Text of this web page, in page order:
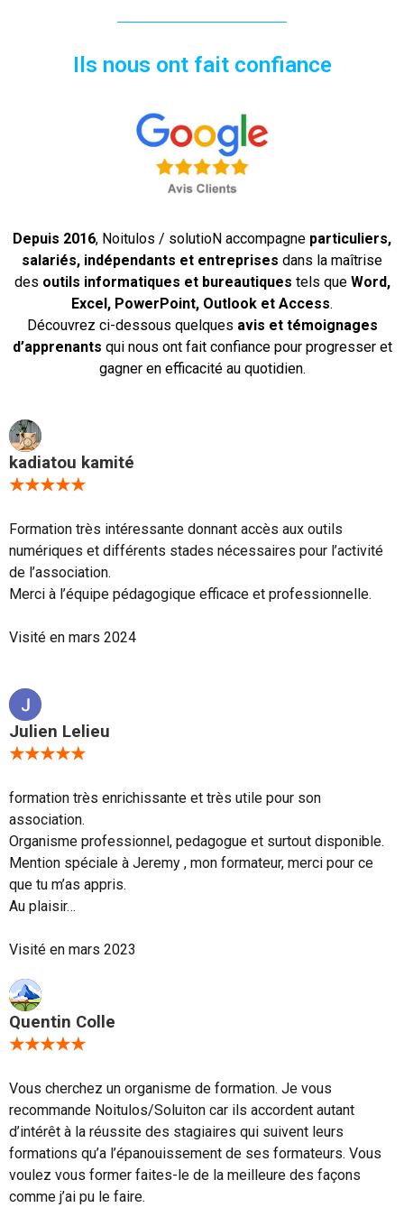
Ils nous ont fait confiance
Depuis 2016, Noitulos / solutioN accompagne particuliers,
salariés, indépendants et entreprises dans la maîtrise
des outils informatiques et bureautiques tels que Word,
Excel, PowerPoint, Outlook et Access.
Découvrez ci-dessous quelques avis et témoignages
d’apprenants qui nous ont fait confiance pour progresser et
gagner en efficacité au quotidien.
kadiatou kamité
★★★★★
Formation très intéressante donnant accès aux outils
numériques et différents stades nécessaires pour l’activité
de l’association.
Merci à l’équipe pédagogique efficace et professionnelle.
Visité en mars 2024
Julien Lelieu
★★★★★
formation très enrichissante et très utile pour son
association.
Organisme professionnel, pedagogue et surtout disponible.
Mention spéciale à Jeremy , mon formateur, merci pour ce
que tu m’as appris.
Au plaisir…
Visité en mars 2023
Quentin Colle
★★★★★
Vous cherchez un organisme de formation. Je vous
recommande Noitulos/Soluiton car ils accordent autant
d’intérêt à la réussite des stagiaires qui suivent leurs
formations qu’a l’épanouissement de ses formateurs. Vous
voulez vous former faites-le de la meilleure des façons
comme j’ai pu le faire.